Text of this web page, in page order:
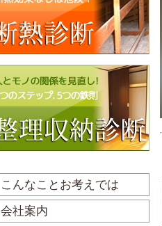
こんなことお考えでは
会社案内